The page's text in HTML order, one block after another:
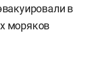
в
моряков